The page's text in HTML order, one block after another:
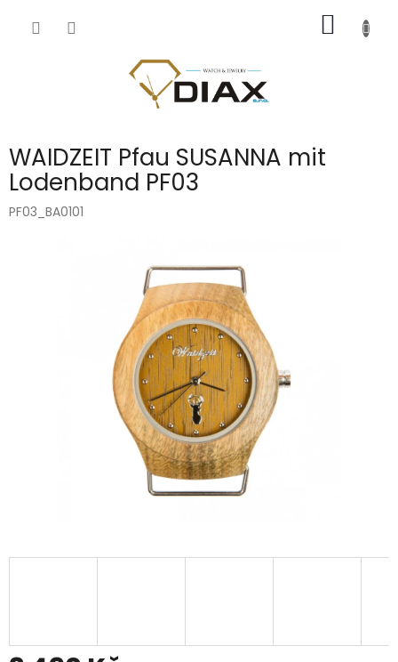
KOŠÍK
WAIDZEIT Pfau SUSANNA mit
Lodenband PF03
PF03_BA0101